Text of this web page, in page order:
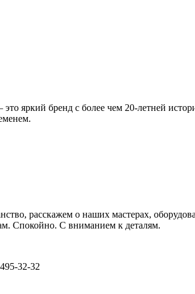
яркий бренд с более чем 20-летней
расскажем о наших мастерах,
Спокойно. С вниманием к деталям.
32-32